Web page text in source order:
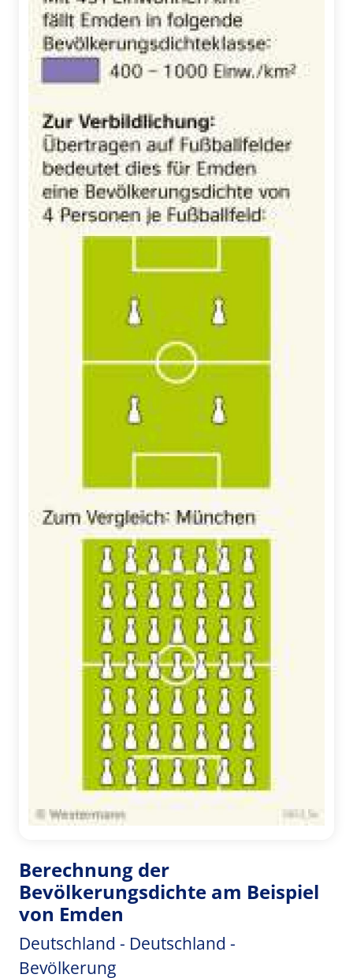
Berechnung der
Bevölkerungsdichte am Beispiel
von Emden
Deutschland - Deutschland -
Bevölkerung